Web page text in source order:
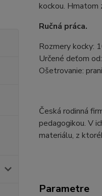
kockou. Hmatom
Ručná práca.
Rozmery kocky:
Určené deťom
Ošetrovanie:
Česká rodinná
pedagogikou. V
materiálu, z
Parametre